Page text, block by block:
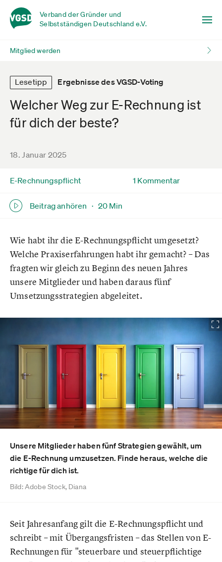
Verband der Gründer und
Selbstständigen Deutschland e.V.
Mitglied werden
Lesetipp Ergebnisse des VGSD-Voting
Welcher Weg zur E-Rechnung ist
für dich der beste?
18. Januar 2025
E-Rechnungspflicht
Beitrag anhören · 20 Min
1 Kommentar
Wie habt ihr die E-Rechnungspflicht umgesetzt?
Welche Praxiserfahrungen habt ihr gemacht? – Das
fragten wir gleich zu Beginn des neuen Jahres
unsere Mitglieder und haben daraus fünf
Umsetzungsstrategien abgeleitet.
Unsere Mitglieder haben fünf Strategien gewählt, um
die E-Rechnung umzusetzen. Finde heraus, welche die
richtige für dich ist.
Bild: Adobe Stock, Diana
Seit Jahresanfang gilt die E-Rechnungspflicht und
schreibt – mit Übergangsfristen – das Stellen von E-
Rechnungen für "steuerbare und steuerpflichtige